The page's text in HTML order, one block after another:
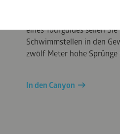
eines Tourguides seilen
Schwimmstellen in den
zwölf Meter hohe
In den Canyon